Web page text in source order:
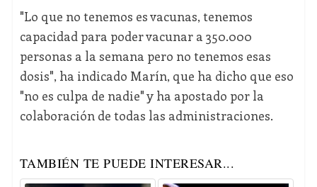
"Lo que no tenemos es vacunas, tenemos
capacidad para poder vacunar a 350.000
personas a la semana pero no tenemos esas
dosis", ha indicado Marín, que ha dicho que eso
"no es culpa de nadie" y ha apostado por la
colaboración de todas las administraciones.
TAMBIÉN TE PUEDE INTERESAR...